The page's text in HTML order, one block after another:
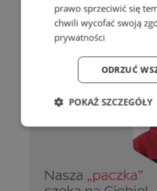
prawo sprzeciwić się
chwili wycofać swoją
prywatności
ODRZUĆ
POKAŻ SZCZEGÓŁY
Niezbędne